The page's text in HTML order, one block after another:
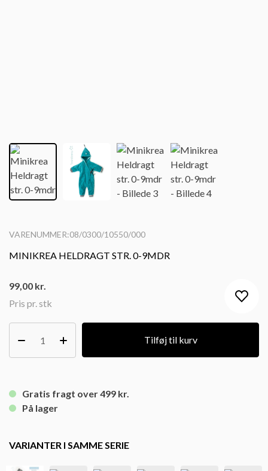
VARENUMMER:08/0300/10550/000
MINIKREA HELDRAGT STR. 0-9MDR
Pris pr. stk
99,00 kr.
Tilføj til kurv
Gratis fragt over 499 kr.
På lager
VARIANTER I SAMME SERIE